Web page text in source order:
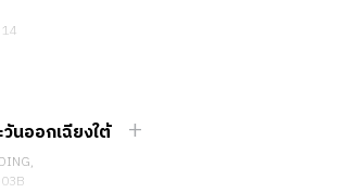
401 00
วันออกเฉียงใต้